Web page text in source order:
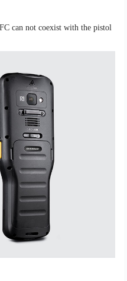
can not coexist with the pistol